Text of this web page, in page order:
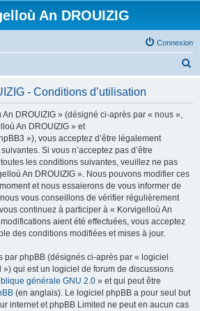
An DROUIZIG
Connexion
- Conditions d’utilisation
DROUIZIG » (désigné ci-après par « nous »,
An DROUIZIG » et
»), vous acceptez d’être légalement
Si vous n’acceptez pas d’être
les conditions suivantes, veuillez ne pas
An DROUIZIG ». Nous pouvons modifier ces
et nous essaierons de vous informer de
vous conseillons de vérifier régulièrement
continuez à participer à « Korvigelloù An
aient été effectuées, vous acceptez
des conditions modifiées et mises à jour.
par phpBB (désignés ci-après par « logiciel
») qui est un logiciel de forum de discussions
générale GNU 2.0 » et qui peut être
(en anglais). Le logiciel phpBB a pour seul but
internet et phpBB Limited ne peut en aucun cas